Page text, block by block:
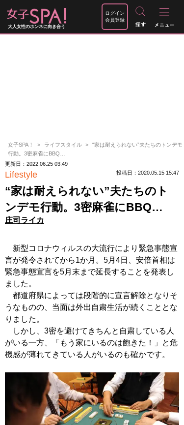
大人女性のホンネに向き合う
ログイン
会員登録
女子SPA！ ライフスタイル
“家は耐えられない”夫たちのトンデモ
行動。3密麻雀にBBQ…
更新日：2022.06.25 03:49
Lifestyle 投稿日：2020.05.15 15:47
“家は耐えられない”夫たちのト
ンデモ行動。3密麻雀にBBQ…
庄司ライカ
新型コロナウィルスの大流行により緊急事態宣
言が発令されてから1か月。5月4日、安倍首相は
緊急事態宣言を5月末まで延長することを発表し
ました。
都道府県によっては段階的に宣言解除となりそ
うなものの、当面は外出自粛生活が続くこととな
りました。
しかし、3密を避けてきちんと自粛している人
がいる一方、「もう家にいるのは飽きた！」と危
機感が薄れてきている人がいるのも確かです。